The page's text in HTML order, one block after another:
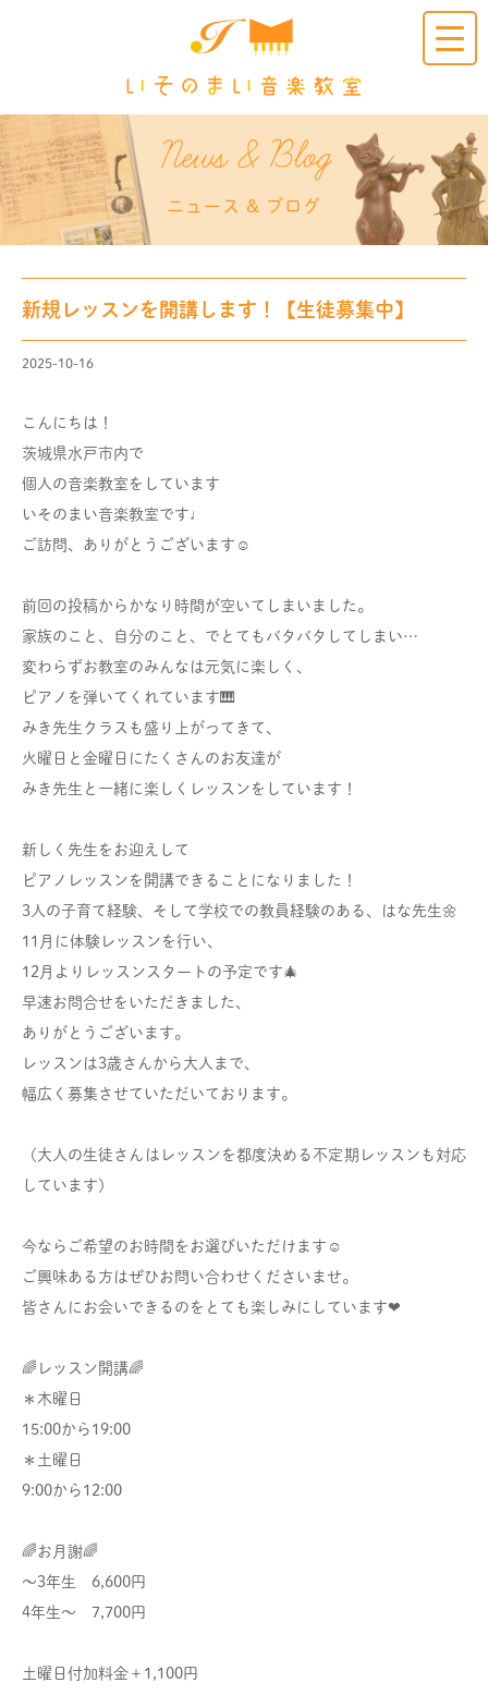
Clic
k
News & Blog
ニュース & ブログ
新規レッスンを開講します！【生徒募集中】
2025-10-16
こんにちは！
茨城県水戸市内で
個人の音楽教室をしています
いそのまい音楽教室です♩
ご訪問、ありがとうございます☺︎
前回の投稿からかなり時間が空いてしまいました。
家族のこと、自分のこと、でとてもバタバタしてしまい…
変わらずお教室のみんなは元気に楽しく、
ピアノを弾いてくれています🎹
みき先生クラスも盛り上がってきて、
火曜日と金曜日にたくさんのお友達が
みき先生と一緒に楽しくレッスンをしています！
新しく先生をお迎えして
ピアノレッスンを開講できることになりました！
3人の子育て経験、そして学校での教員経験のある、はな先生🌼
11月に体験レッスンを行い、
12月よりレッスンスタートの予定です🎄
早速お問合せをいただきました、
ありがとうございます。
レッスンは3歳さんから大人まで、
幅広く募集させていただいております。
（大人の生徒さんはレッスンを都度決める不定期レッスンも対応
しています）
今ならご希望のお時間をお選びいただけます☺︎
ご興味ある方はぜひお問い合わせくださいませ。
皆さんにお会いできるのをとても楽しみにしています❤︎
🌈レッスン開講🌈
＊木曜日
15:00から19:00
＊土曜日
9:00から12:00
🌈お月謝🌈
〜3年生 6,600円
4年生〜 7,700円
土曜日付加料金＋1,100円